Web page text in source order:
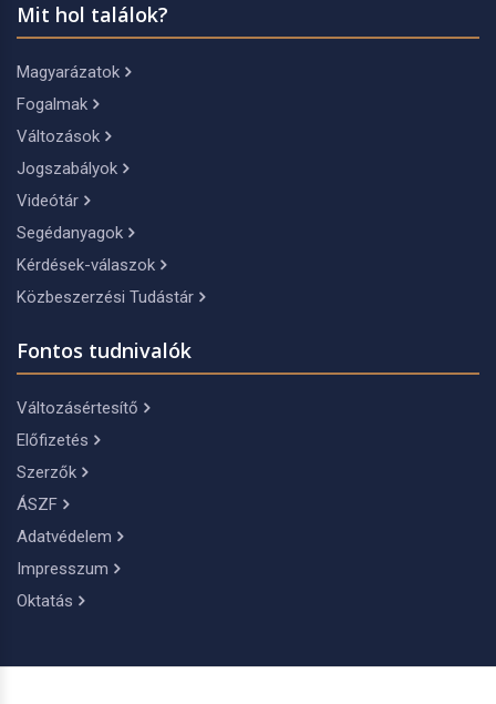
Mit hol találok?
Magyarázatok
Fogalmak
Változások
Jogszabályok
Videótár
Segédanyagok
Kérdések-válaszok
Közbeszerzési Tudástár
Fontos tudnivalók
Változásértesítő
Előfizetés
Szerzők
ÁSZF
Adatvédelem
Impresszum
Oktatás